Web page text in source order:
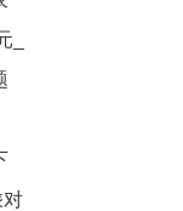
-
_
对